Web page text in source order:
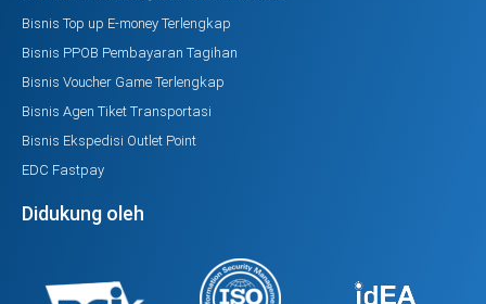
Bisnis Top up E-money Terlengkap
Bisnis PPOB Pembayaran Tagihan
Bisnis Voucher Game Terlengkap
Bisnis Agen Tiket Transportasi
Bisnis Ekspedisi Outlet Point
EDC Fastpay
Didukung oleh